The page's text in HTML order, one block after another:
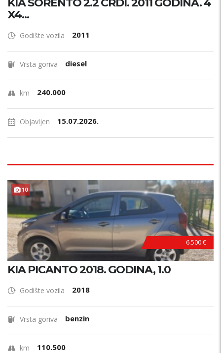
KIA SORENTO 2.2 CRDI. 2011 GODINA. 4
X4...
Godište vozila 2011
Vrsta goriva diesel
km 240.000
Objavljen 15.07.2026.
10
6.500 €
KIA PICANTO 2018. GODINA, 1.0
Godište vozila 2018
Vrsta goriva benzin
km 110.500